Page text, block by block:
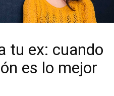
tu ex: cuando
es lo mejor